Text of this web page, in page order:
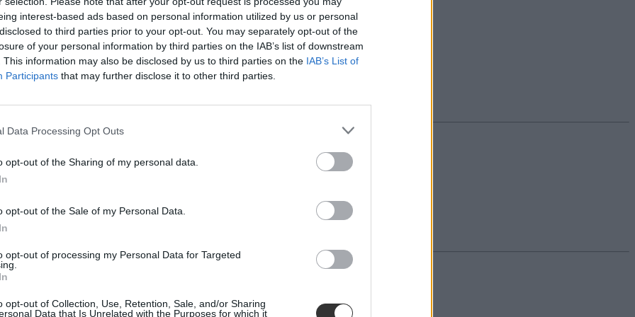
interest-based ads based on personal information utilized by us or personal
to third parties prior to your opt-out. You may separately opt-out of the
of your personal information by third parties on the IAB’s list of downstream
This information may also be disclosed by us to third parties on the IAB’s List of
Participants that may further disclose it to other third parties.
Data Processing Opt Outs
opt-out of the Sharing of my personal data.
opt-out of the Sale of my Personal Data.
opt-out of processing my Personal Data for Targeted
opt-out of Collection, Use, Retention, Sale, and/or Sharing
Data that Is Unrelated with the Purposes for which it
a hétvégére
el az időt, akkor ebből a cikkünkből inspirálódhattok.
14 éves kunszállási lány